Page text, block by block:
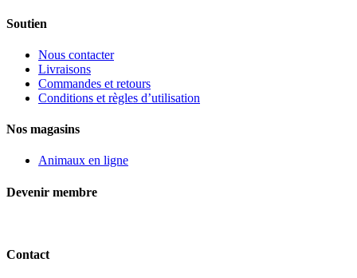
Soutien
Nous contacter
Livraisons
Commandes et retours
Conditions et règles d’utilisation
Nos magasins
Animaux en ligne
Devenir membre
Contact